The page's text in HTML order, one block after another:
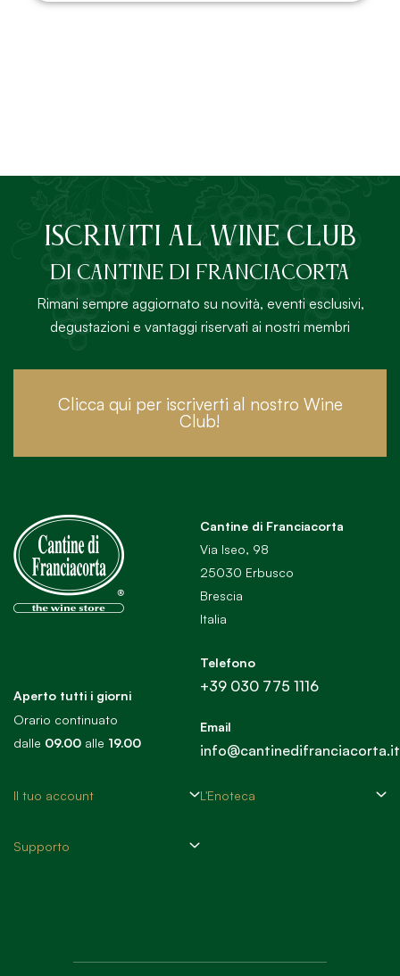
ISCRIVITI AL Wine Club
DI Cantine di Franciacorta
Rimani sempre aggiornato su novità, eventi esclusivi,
degustazioni e vantaggi riservati ai nostri membri
Clicca qui per iscriverti al nostro Wine
Club!
Aperto tutti i giorni
Orario continuato
dalle 09.00 alle 19.00
Cantine di Franciacorta
Via Iseo, 98
25030 Erbusco
Brescia
Italia
Telefono
+39 030 775 1116
Email
info@cantinedifranciacorta.it
Il tuo account L'Enoteca
Supporto